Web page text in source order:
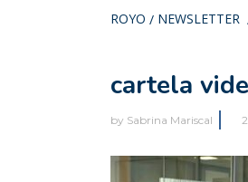
ROYO / NEWSLETTER
cartela
by Sabrina Mariscal